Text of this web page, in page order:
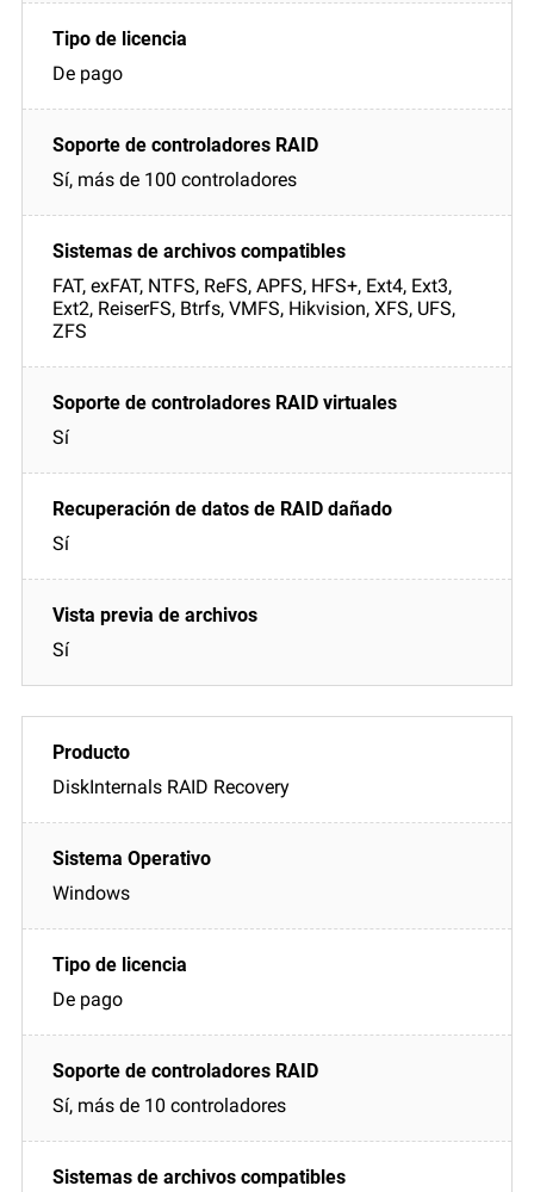
De pago
Sí, más de 100 controladores
FAT, exFAT, NTFS, ReFS, APFS, HFS+, Ext4, Ext3,
Ext2, ReiserFS, Btrfs, VMFS, Hikvision, XFS, UFS,
ZFS
Sí
Sí
Sí
DiskInternals RAID Recovery
Windows
De pago
Sí, más de 10 controladores